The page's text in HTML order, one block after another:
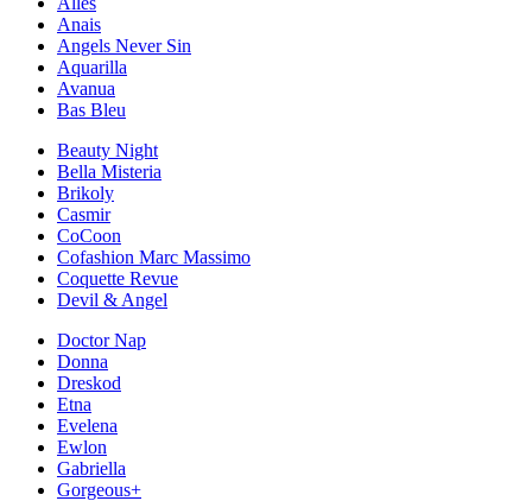
Anais
Angels Never Sin
Aquarilla
Avanua
Bas Bleu
Beauty Night
Bella Misteria
Brikoly
Casmir
CoCoon
Cofashion Marc Massimo
Coquette Revue
Devil & Angel
Doctor Nap
Donna
Dreskod
Etna
Evelena
Ewlon
Gabriella
Gorgeous+